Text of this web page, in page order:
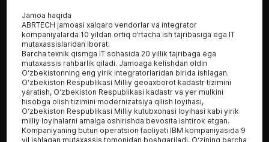
Jamoa haqida
ABRTECH jamoasi xalqaro vendorlar va integrator
kompaniyalarda 10 yildan ortiq o‘rtacha ish tajribasiga ega IT
mutaxassislaridan iborat.
Barcha texnik qismga IT sohasida 20 yillik tajribaga ega
mutaxassis rahbarlik qiladi. Jamoaga kelishdan oldin
O‘zbekistonning eng yirik integratorlaridan birida ishlagan.
O‘zbekiston Respublikasi Milliy geoaxborot kadastr tizimini
yaratish, O‘zbekiston Respublikasi kadastr va yer mulkini
hisobga olish tizimini modernizatsiya qilish loyihasi,
O‘zbekiston Respublikasi Milliy kutubxonasi loyihasi kabi yirik
milliy loyihalarni amalga oshirishda bevosita ishtirok etgan.
Kompaniyaning butun operatsion faoliyati IBM kompaniyasida 9
yil ishlagan mutaxassis tomonidan boshqariladi. O‘zining barcha